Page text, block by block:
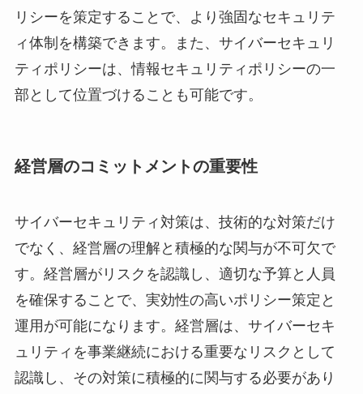
リシーを策定することで、より強固なセキュリテ
ィ体制を構築できます。また、サイバーセキュリ
ティポリシーは、情報セキュリティポリシーの一
部として位置づけることも可能です。
経営層のコミットメントの重要性
サイバーセキュリティ対策は、技術的な対策だけ
でなく、経営層の理解と積極的な関与が不可欠で
す。経営層がリスクを認識し、適切な予算と人員
を確保することで、実効性の高いポリシー策定と
運用が可能になります。経営層は、サイバーセキ
ュリティを事業継続における重要なリスクとして
認識し、その対策に積極的に関与する必要があり